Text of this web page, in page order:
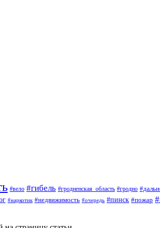
#вело #гибель #гродненская_область #гродно
#наркотик #недвижимость #очередь #пинск #пожар